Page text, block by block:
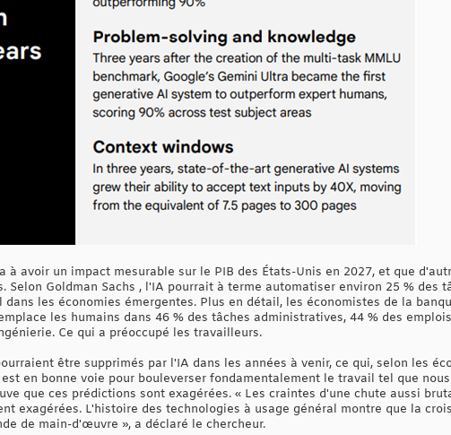
à avoir un impact mesurable sur le PIB des États-Unis en 2027, et que
Goldman Sachs , l'IA pourrait à terme automatiser environ 25 % des
les économies émergentes. Plus en détail, les économistes de la
les humains dans 46 % des tâches administratives, 44 % des
Ce qui a préoccupé les travailleurs.
être supprimés par l'IA dans les années à venir, ce qui, selon les
en bonne voie pour bouleverser fondamentalement le travail tel que
que ces prédictions sont exagérées. « Les craintes d'une chute aussi
exagérées. L'histoire des technologies à usage général montre que la
de main-d'œuvre », a déclaré le chercheur.